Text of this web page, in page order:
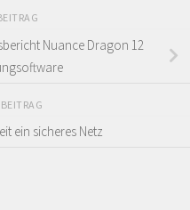
Nuance Dragon 12
ein sicheres Netz